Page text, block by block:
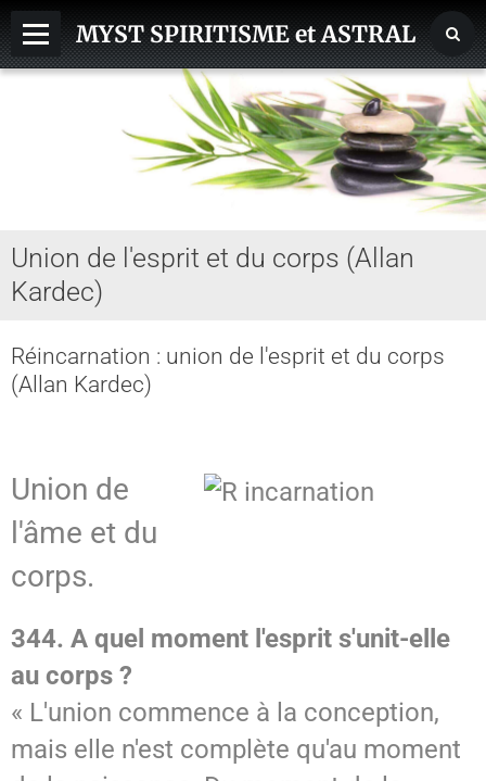
MYST SPIRITISME et ASTRAL
ASTRAL, SPHERES, TERRE
REINCARNATION
NDE - VOYAGE ASTRAL
CHAKRA - CORPS SUBTILS
GUERISSEURS - MAGNETISME
MAGIE
SPIRITISME - MESSAGES
Union de l'esprit et du corps (Allan
Kardec)
Réincarnation : union de l'esprit et du corps
(Allan Kardec)
Union de
l'âme et du
corps.
344. A quel moment l'esprit s'unit-elle
au corps ?
« L'union commence à la conception,
mais elle n'est complète qu'au moment